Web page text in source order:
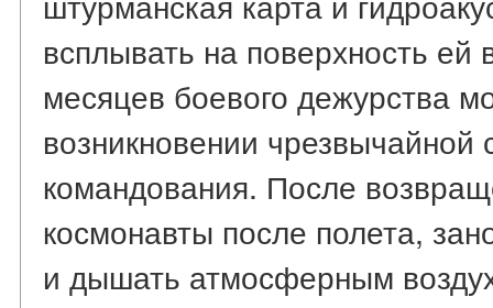
всплывать на поверхность ей
месяцев боевого дежурства
возникновении
командования. После
космонавты после полета,
и дышать атмосферным